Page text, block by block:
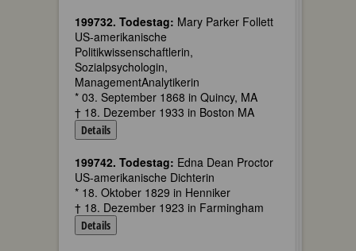
199732. Todestag: Mary Parker Follett
US-amerikanische
Politikwissenschaftlerin,
Sozialpsychologin,
ManagementAnalytikerin
* 03. September 1868 in Quincy, MA
† 18. Dezember 1933 in Boston MA
Details
199742. Todestag: Edna Dean Proctor
US-amerikanische Dichterin
* 18. Oktober 1829 in Henniker
† 18. Dezember 1923 in Farmingham
Details